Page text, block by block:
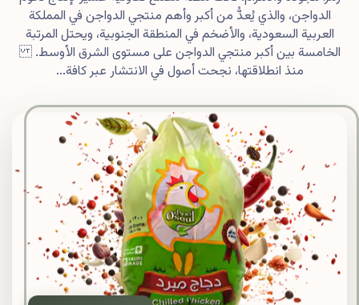
الدواجن، والذي يُعدُّ من أكبر وأهم منتجي الدواجن في المملكة
العربية السعودية، والأضخم في المنطقة الجنوبية، ويحتل المرتبة
الخامسة بين أكبر منتجي الدواجن على مستوى الشرق الأوسط.
منذ انطلاقتها، نجحت أصول في الانتشار عبر كافة...